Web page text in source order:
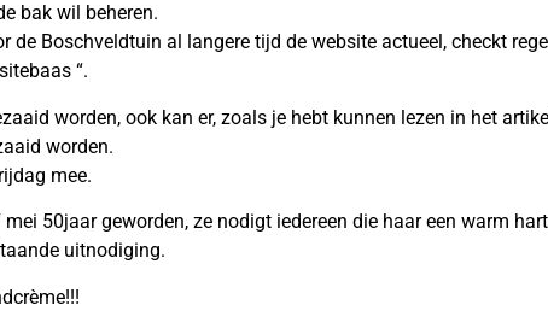
bak wil beheren.
de Boschveldtuin al langere tijd de website actueel, checkt
“.
worden, ook kan er, zoals je hebt kunnen lezen in het
worden.
mee.
50jaar geworden, ze nodigt iedereen die haar een warm
uitnodiging.